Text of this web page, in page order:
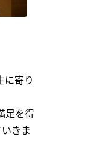
に寄り
足を得
きま